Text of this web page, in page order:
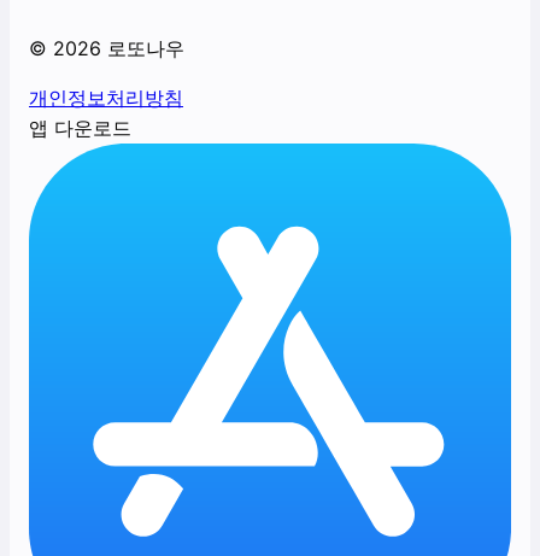
© 2026 로또나우
개인정보처리방침
앱 다운로드